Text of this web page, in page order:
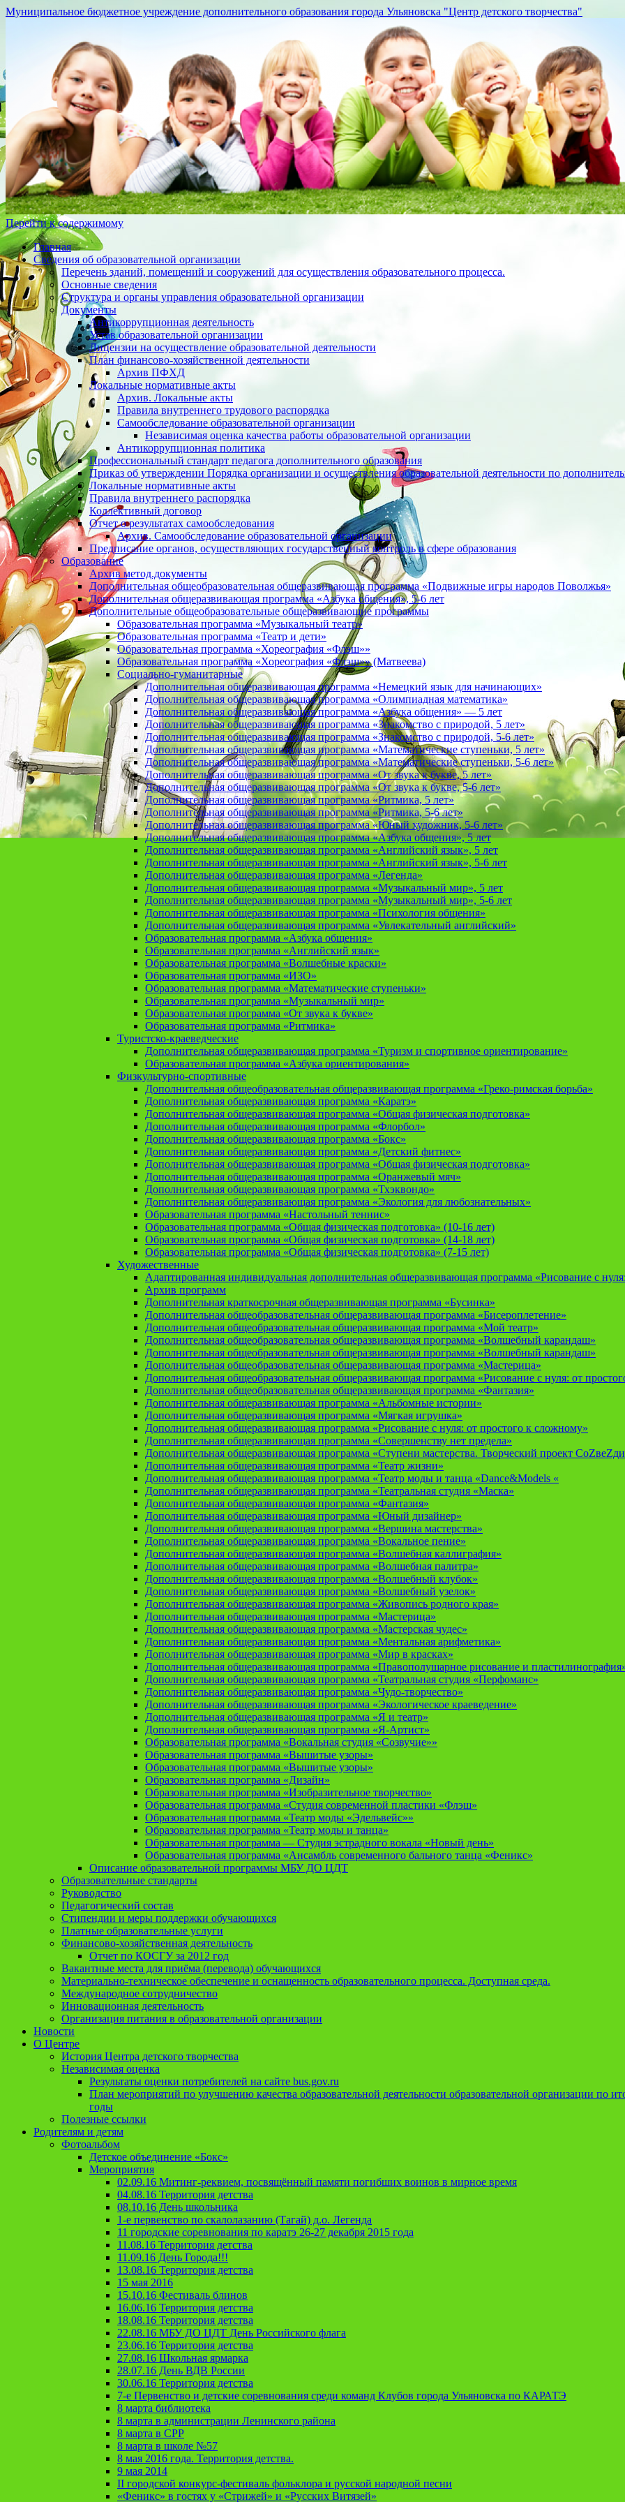
Муниципальное бюджетное учреждение дополнительного образования города Ульяновска "Центр детского творчества"
Перейти к содержимому
Главная
Сведения об образовательной организации
Перечень зданий, помещений и сооружений для осуществления образовательного процесса.
Основные сведения
Структура и органы управления образовательной организации
Документы
Антикоррупционная деятельность
Устав образовательной организации
Лицензии на осуществление образовательной деятельности
План финансово-хозяйственной деятельности
Архив ПФХД
Локальные нормативные акты
Архив. Локальные акты
Правила внутреннего трудового распорядка
Cамообследование образовательной организации
Независимая оценка качества работы образовательной организации
Антикоррупционная политика
Профессиональный стандарт педагога дополнительного образования
Приказ об утверждении Порядка организации и осуществления образовательной деятельности по
Локальные нормативные акты
Правила внутреннего распорядка
Коллективный договор
Отчет о результатах самообследования
Архив. Cамообследование образовательной организации
Предписание органов, осуществляющих государственный контроль в сфере образования
Образование
Архив метод.документы
Дополнительная общеобразовательная общеразвивающая программа «Подвижные игры народов Поволжья»
Дополнительная общеразвивающая программа «Азбука общения», 5-6 лет
Дополнительные общеобразовательные общеразвивающие программы
Образовательная программа «Музыкальный театр»
Образовательная программа «Театр и дети»
Образовательная программа «Хореография «Флэш»»
Образовательная программа «Хореография «Флэш»» (Матвеева)
Социально-гуманитарные
Дополнительная общеразвивающая программа «Немецкий язык для начинающих»
Дополнительная общеразвивающая программа «Олимпиадная математика»
Дополнительная общеразвивающая программа «Азбука общения» — 5 лет
Дополнительная общеразвивающая программа «Знакомство с природой, 5 лет»
Дополнительная общеразвивающая программа «Знакомство с природой, 5-6 лет»
Дополнительная общеразвивающая программа «Математические ступеньки, 5 лет»
Дополнительная общеразвивающая программа «Математические ступеньки, 5-6 лет»
Дополнительная общеразвивающая программа «От звука к букве, 5 лет»
Дополнительная общеразвивающая программа «От звука к букве, 5-6 лет»
Дополнительная общеразвивающая программа «Ритмика, 5 лет»
Дополнительная общеразвивающая программа «Ритмика, 5-6 лет»
Дополнительная общеразвивающая программа «Юный художник, 5-6 лет»
Дополнительная общеразвивающая программа «Азбука общения», 5 лет
Дополнительная общеразвивающая программа «Английский язык», 5 лет
Дополнительная общеразвивающая программа «Английский язык», 5-6 лет
Дополнительная общеразвивающая программа «Легенда»
Дополнительная общеразвивающая программа «Музыкальный мир», 5 лет
Дополнительная общеразвивающая программа «Музыкальный мир», 5-6 лет
Дополнительная общеразвивающая программа «Психология общения»
Дополнительная общеразвивающая программа «Увлекательный английский»
Образовательная программа «Азбука общения»
Образовательная программа «Английский язык»
Образовательная программа «Волшебные краски»
Образовательная программа «ИЗО»
Образовательная программа «Математические ступеньки»
Образовательная программа «Музыкальный мир»
Образовательная программа «От звука к букве»
Образовательная программа «Ритмика»
Туристско-краеведческие
Дополнительная общеразвивающая программа «Туризм и спортивное ориентирование»
Образовательная программа «Азбука ориентирования»
Физкультурно-спортивные
Дополнительная общеобразовательная общеразвивающая программа «Греко-римская борьба»
Дополнительная общеразвивающая программа «Каратэ»
Дополнительная общеразвивающая программа «Общая физическая подготовка»
Дополнительная общеразвивающая программа «Флорбол»
Дополнительная общеразвивающая программа «Бокс»
Дополнительная общеразвивающая программа «Детский фитнес»
Дополнительная общеразвивающая программа «Общая физическая подготовка»
Дополнительная общеразвивающая программа «Оранжевый мяч»
Дополнительная общеразвивающая программа «Тхэквондо»
Дополнительная общеразвивающая программа «Экология для любознательных»
Образовательная программа «Настольный теннис»
Образовательная программа «Общая физическая подготовка» (10-16 лет)
Образовательная программа «Общая физическая подготовка» (14-18 лет)
Образовательная программа «Общая физическая подготовка» (7-15 лет)
Художественные
Адаптированная индивидуальная дополнительная общеразвивающая программа «Рисование с
Архив программ
Дополнительная краткосрочная общеразвивающая программа «Бусинка»
Дополнительная общеобразовательная общеразвивающая программа «Бисероплетение»
Дополнительная общеобразовательная общеразвивающая программа «Мой театр»
Дополнительная общеобразовательная общеразвивающая программа «Волшебный карандаш»
Дополнительная общеобразовательная общеразвивающая программа «Волшебный карандаш»
Дополнительная общеобразовательная общеразвивающая программа «Мастерица»
Дополнительная общеобразовательная общеразвивающая программа «Рисование с нуля: от
Дополнительная общеобразовательная общеразвивающая программа «Фантазия»
Дополнительная общеразвивающая программа «Альбомные истории»
Дополнительная общеразвивающая программа «Мягкая игрушка»
Дополнительная общеразвивающая программа «Рисование с нуля: от простого к сложному»
Дополнительная общеразвивающая программа «Совершенству нет предела»
Дополнительная общеразвивающая программа «Ступени мастерства. Творческий проект
Дополнительная общеразвивающая программа «Театр жизни»
Дополнительная общеразвивающая программа «Театр моды и танца «Dance&Models «
Дополнительная общеразвивающая программа «Театральная студия «Маска»
Дополнительная общеразвивающая программа «Фантазия»
Дополнительная общеразвивающая программа «Юный дизайнер»
Дополнительная общеразвивающая программа «Вершина мастерства»
Дополнительная общеразвивающая программа «Вокальное пение»
Дополнительная общеразвивающая программа «Волшебная каллиграфия»
Дополнительная общеразвивающая программа «Волшебная палитра»
Дополнительная общеразвивающая программа «Волшебный клубок»
Дополнительная общеразвивающая программа «Волшебный узелок»
Дополнительная общеразвивающая программа «Живопись родного края»
Дополнительная общеразвивающая программа «Мастерица»
Дополнительная общеразвивающая программа «Мастерская чудес»
Дополнительная общеразвивающая программа «Ментальная арифметика»
Дополнительная общеразвивающая программа «Мир в красках»
Дополнительная общеразвивающая программа «Правополушарное рисование и
Дополнительная общеразвивающая программа «Театральная студия «Перфоманс»
Дополнительная общеразвивающая программа «Чудо-творчество»
Дополнительная общеразвивающая программа «Экологическое краеведение»
Дополнительная общеразвивающая программа «Я и театр»
Дополнительная общеразвивающая программа «Я-Артист»
Образовательная программа «Вокальная студия «Созвучие»»
Образовательная программа «Вышитые узоры»
Образовательная программа «Вышитые узоры»
Образовательная программа «Дизайн»
Образовательная программа «Изобразительное творчество»
Образовательная программа «Студия современной пластики «Флэш»
Образовательная программа «Театр моды «Эдельвейс»»
Образовательная программа «Театр моды и танца»
Образовательная программа — Студия эстрадного вокала «Новый день»
Образовательная программа «Ансамбль современного бального танца «Феникс»
Описание образовательной программы МБУ ДО ЦДТ
Образовательные стандарты
Руководство
Педагогический состав
Стипендии и меры поддержки обучающихся
Платные образовательные услуги
Финансово-хозяйственная деятельность
Отчет по КОСГУ за 2012 год
Вакантные места для приёма (перевода) обучающихся
Материально-техническое обеспечение и оснащенность образовательного процесса. Доступная среда.
Международное сотрудничество
Инновационная деятельность
Организация питания в образовательной организации
Новости
О Центре
История Центра детского творчества
Независимая оценка
Результаты оценки потребителей на сайте bus.gov.ru
План мероприятий по улучшению качества образовательной деятельности образовательной организации по
годы
Полезные ссылки
Родителям и детям
Фотоальбом
Детское объединение «Бокс»
Мероприятия
02.09.16 Митинг-реквием, посвящённый памяти погибших воинов в мирное время
04.08.16 Территория детства
08.10.16 День школьника
1-е первенство по скалолазанию (Тагай) д.о. Легенда
11 городские соревнования по каратэ 26-27 декабря 2015 года
11.08.16 Территория детства
11.09.16 День Города!!!
13.08.16 Территория детства
15 мая 2016
15.10.16 Фестиваль блинов
16.06.16 Территория детства
18.08.16 Территория детства
22.08.16 МБУ ДО ЦДТ День Российского флага
23.06.16 Территория детства
27.08.16 Школьная ярмарка
28.07.16 День ВДВ России
30.06.16 Территория детства
7-е Первенство и детские соревнования среди команд Клубов города Ульяновска по КАРАТЭ
8 марта библиотека
8 марта в администрации Ленинского района
8 марта в СРР
8 марта в школе №57
8 мая 2016 года. Территория детства.
9 мая 2014
II городской конкурс-фестиваль фольклора и русской народной песни
«Феникс» в гостях у «Стрижей» и «Русских Витязей»